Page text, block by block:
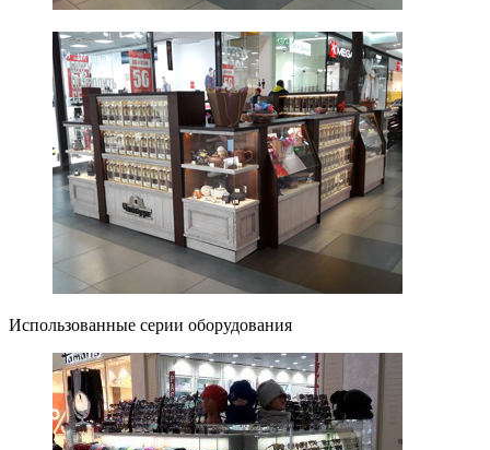
Использованные серии оборудования